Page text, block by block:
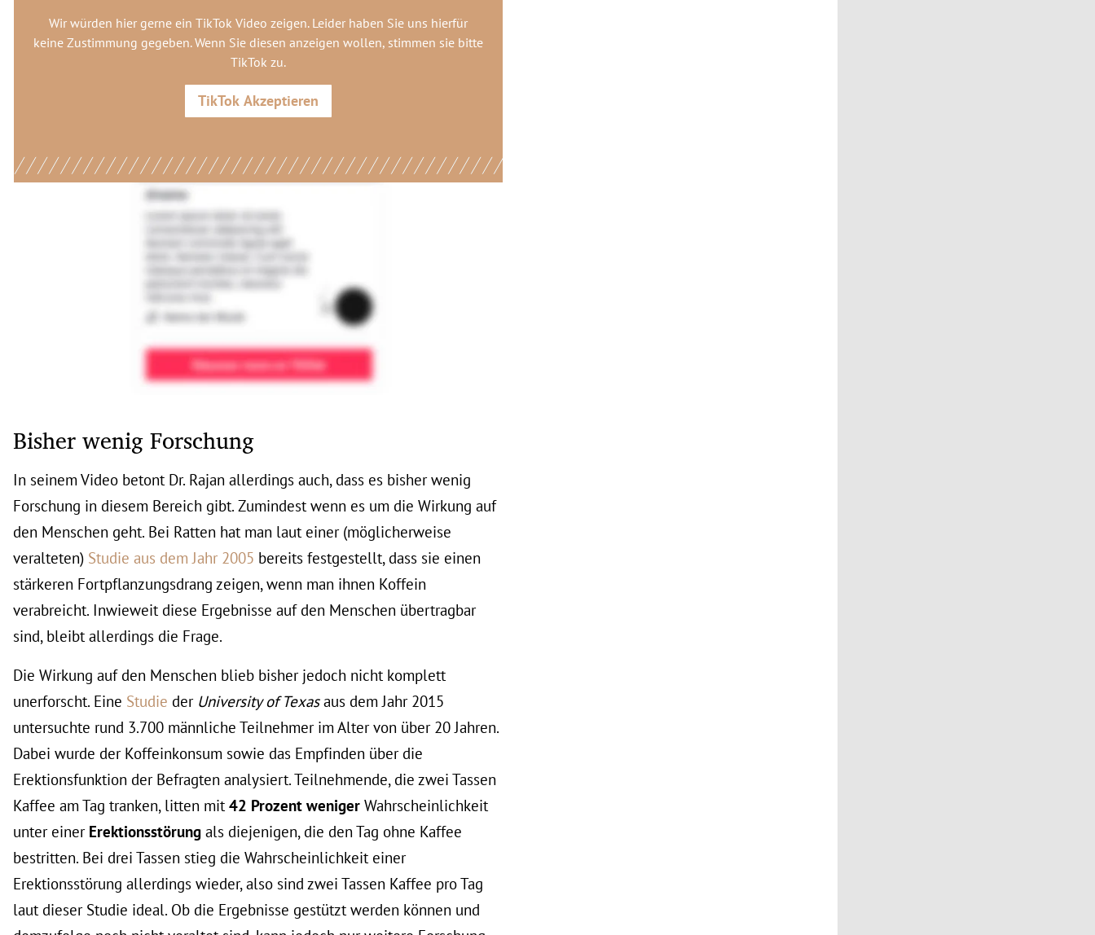
Wir würden hier gerne ein TikTok Video zeigen. Leider haben Sie uns hierfür
keine Zustimmung gegeben. Wenn Sie diesen anzeigen wollen, stimmen sie bitte
TikTok zu.
TikTok Akzeptieren
Bisher wenig Forschung
In seinem Video betont Dr. Rajan allerdings auch, dass es bisher wenig
Forschung in diesem Bereich gibt. Zumindest wenn es um die Wirkung auf
den Menschen geht. Bei Ratten hat man laut einer (möglicherweise
veralteten) Studie aus dem Jahr 2005 bereits festgestellt, dass sie einen
stärkeren Fortpflanzungsdrang zeigen, wenn man ihnen Koffein
verabreicht. Inwieweit diese Ergebnisse auf den Menschen übertragbar
sind, bleibt allerdings die Frage.
Die Wirkung auf den Menschen blieb bisher jedoch nicht komplett
unerforscht. Eine Studie der University of Texasaus dem Jahr 2015
untersuchte rund 3.700 männliche Teilnehmer im Alter von über 20 Jahren.
Dabei wurde der Koffeinkonsum sowie das Empfinden über die
Erektionsfunktion der Befragten analysiert. Teilnehmende, die zwei Tassen
Kaffee am Tag tranken, litten mit 42 Prozent weniger Wahrscheinlichkeit
unter einerErektionsstörung als diejenigen, die den Tag ohne Kaffee
bestritten. Bei drei Tassen stieg die Wahrscheinlichkeit einer
Erektionsstörung allerdings wieder, also sind zwei Tassen Kaffee pro Tag
laut dieser Studie ideal. Ob die Ergebnisse gestützt werden können und